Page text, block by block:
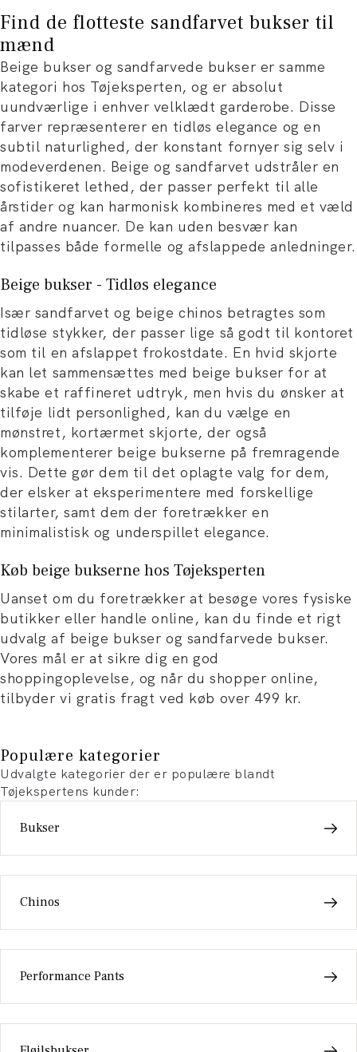
Find de flotteste sandfarvet bukser til
mænd
Beige bukser og sandfarvede bukser er samme
kategori hos Tøjeksperten, og er absolut
uundværlige i enhver velklædt garderobe. Disse
farver repræsenterer en tidløs elegance og en
subtil naturlighed, der konstant fornyer sig selv i
modeverdenen. Beige og sandfarvet udstråler en
sofistikeret lethed, der passer perfekt til alle
årstider og kan harmonisk kombineres med et væld
af andre nuancer. De kan uden besvær kan
tilpasses både formelle og afslappede anledninger.
Beige bukser - Tidløs elegance
Især sandfarvet og beige chinos betragtes som
tidløse stykker, der passer lige så godt til kontoret
som til en afslappet frokostdate. En hvid skjorte
kan let sammensættes med beige bukser for at
skabe et raffineret udtryk, men hvis du ønsker at
tilføje lidt personlighed, kan du vælge en
mønstret, kortærmet skjorte, der også
komplementerer beige bukserne på fremragende
vis. Dette gør dem til det oplagte valg for dem,
der elsker at eksperimentere med forskellige
stilarter, samt dem der foretrækker en
minimalistisk og underspillet elegance.
Køb beige bukserne hos Tøjeksperten
Uanset om du foretrækker at besøge vores fysiske
butikker eller handle online, kan du finde et rigt
udvalg af beige bukser og sandfarvede bukser.
Vores mål er at sikre dig en god
shoppingoplevelse, og når du shopper online,
tilbyder vi gratis fragt ved køb over 499 kr.
Populære kategorier
Udvalgte kategorier der er populære blandt
Tøjekspertens kunder:
Bukser
Chinos
Performance Pants